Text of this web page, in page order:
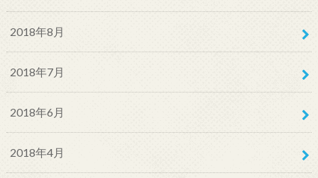
2018年8月
2018年7月
2018年6月
2018年4月